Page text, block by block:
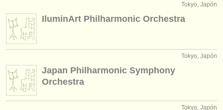
Tokyo, Japón
IluminArt Philharmonic Orchestra
Tokyo, Japón
Japan Philharmonic Symphony
Orchestra
Tokyo, Japón